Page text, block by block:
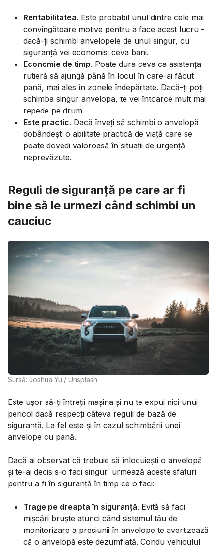
Rentabilitatea. Este probabil unul dintre cele mai
convingătoare motive pentru a face acest lucru -
dacă-ți schimbi anvelopele de unul singur, cu
siguranță vei economisi ceva bani.
Economie de timp. Poate dura ceva ca asistența
rutieră să ajungă până în locul în care-ai făcut
pană, mai ales în zonele îndepărtate. Dacă-ți poți
schimba singur anvelopa, te vei întoarce mult mai
repede pe drum.
Este practic. Dacă înveți să schimbi o anvelopă
dobândești o abilitate practică de viață care se
poate dovedi valoroasă în situații de urgență
neprevăzute.
Reguli de siguranță pe care ar fi
bine să le urmezi când schimbi un
cauciuc
Sursă: Joshua Yu / Unsplash
Este ușor să-ți întreții mașina și nu te expui nici unui
pericol dacă respecți câteva reguli de bază de
siguranță. La fel este și în cazul schimbării unei
anvelope cu pană.
Dacă ai observat că trebuie să înlocuiești o anvelopă
și te-ai decis s-o faci singur, urmează aceste sfaturi
pentru a fi în siguranță în timp ce o faci:
Trage pe dreapta în siguranță. Evită să faci
mișcări bruște atunci când sistemul tău de
monitorizare a presiunii în anvelope te avertizează
că o anvelopă este dezumflată. Condu vehiculul